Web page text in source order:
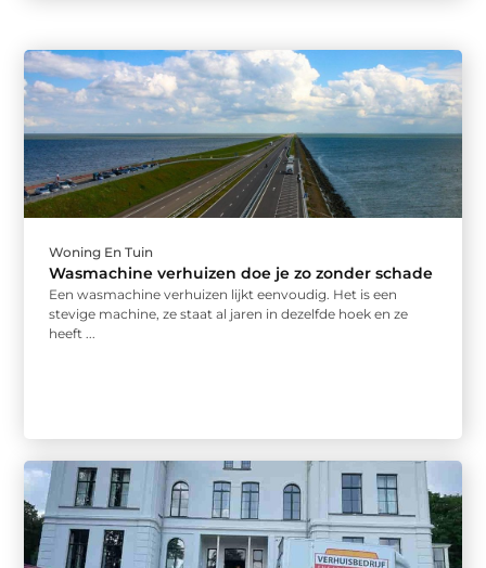
Woning En Tuin
Wasmachine verhuizen doe je zo zonder schade
Een wasmachine verhuizen lijkt eenvoudig. Het is een
stevige machine, ze staat al jaren in dezelfde hoek en ze
heeft ...